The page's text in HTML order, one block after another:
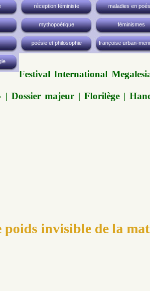
réception féministe maladies en
mythopoétique féminismes
poésie et philosophie françoise urban-
Festival International
| Dossier majeur | Florilège |
poids invisible de la